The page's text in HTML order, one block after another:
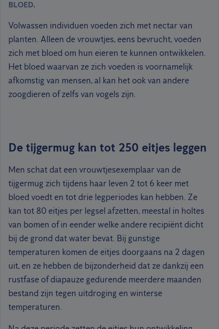
BLOED.
Volwassen individuen voeden zich met nectar van
planten. Alleen de vrouwtjes, eens bevrucht, voeden
zich met bloed om hun eieren te kunnen ontwikkelen.
Het bloed waarvan ze zich voeden is voornamelijk
afkomstig van mensen, al kan het ook van andere
zoogdieren of zelfs van vogels zijn.
De tijgermug kan tot 250 eitjes leggen
Men schat dat een vrouwtjesexemplaar van de
tijgermug zich tijdens haar leven 2 tot 6 keer met
bloed voedt en tot drie legperiodes kan hebben. Ze
kan tot 80 eitjes per legsel afzetten, meestal in holtes
van bomen of in eender welke andere recipiënt dicht
bij de grond dat water bevat. Bij gunstige
temperaturen komen de eitjes doorgaans na 2 dagen
uit, en ze hebben de bijzonderheid dat ze dankzij een
rustfase of diapauze gedurende meerdere maanden
bestand zijn tegen uitdroging en winterse
temperaturen.